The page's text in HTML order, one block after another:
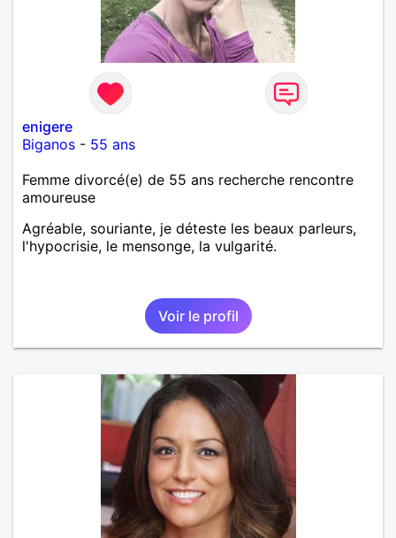
enigere
Biganos - 55 ans
Femme divorcé(e) de 55 ans recherche rencontre
amoureuse
Agréable, souriante, je déteste les beaux parleurs,
l'hypocrisie, le mensonge, la vulgarité.
Voir le profil